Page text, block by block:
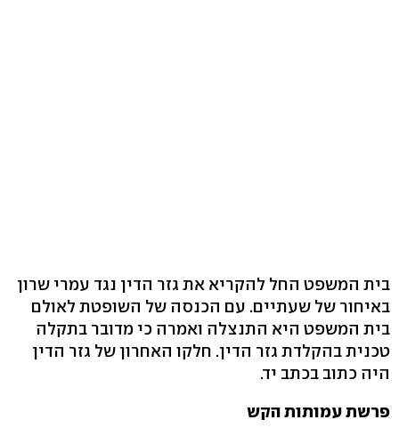
בית המשפט החל להקריא את גזר הדין נגד עמרי שרון
באיחור של שעתיים. עם הכנסה של השופטת לאולם
בית המשפט היא התנצלה ואמרה כי מדובר בתקלה
טכנית בהקלדת גזר הדין. חלקו האחרון של גזר הדין
היה כתוב בכתב יד.
פרשת עמותות הקש